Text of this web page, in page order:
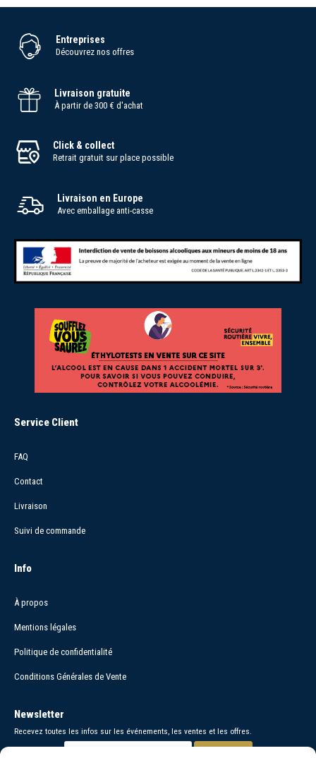
Entreprises
Découvrez nos offres
Livraison gratuite
À partir de 300 € d'achat
Click & collect
Retrait gratuit sur place possible
Livraison en Europe
Avec emballage anti-casse
Service Client
FAQ
Contact
Livraison
Suivi de commande
Info
À propos
Mentions légales
Politique de confidentialité
Conditions Générales de Vente
Newsletter
Recevez toutes les infos sur les événements, les ventes et les offres.